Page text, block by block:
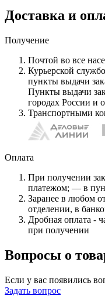
Доставка и
Получение
Почтой во все
Курьерской
пункты выдачи
Пункты выдачи
городах России и
Транспортными
Оплата
При получении
платежом; — в
Заранее в любом
отделении, в
Дробная оплата -
при получении
Вопросы о
Если у вас появились
Задать вопрос